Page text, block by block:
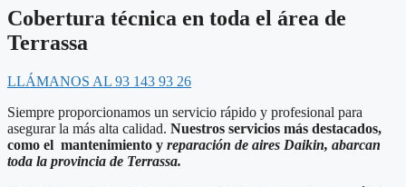
Cobertura técnica en toda el área de
Terrassa
LLÁMANOS AL 93 143 93 26
Siempre proporcionamos un servicio rápido y profesional para
asegurar la más alta calidad. Nuestros servicios más destacados,
como el mantenimiento y reparación de aires Daikin, abarcan
toda la provincia de Terrassa.